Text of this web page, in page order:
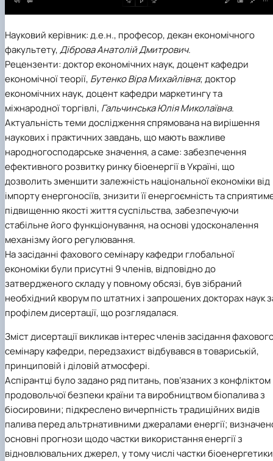
Науковий керівник: д.е.н., професор, декан економічного
факультету,Діброва Анатолій Дмитрович.
Рецензенти: доктор економічних наук, доцент кафедри
економічної теорії, Бутенко Віра Михайлівна; доктор
економічних наук, доцент кафедри маркетингу та
міжнародної торгівлі, Гальчинська Юлія Миколаївна.
Актуальність теми дослідження спрямована на вирішення
наукових і практичних завдань, що мають важливе
народногосподарське значення, а саме: забезпечення
ефективного розвитку ринку біоенергії в Україні, що
дозволить зменшити залежність національної економіки від
імпорту енергоносіїв, знизити її енергоємність та
підвищенню якості життя суспільства, забезпечуючи
стабільне його функціонування, на основі удосконалення
механізму його регулювання.
На засіданні фахового семінару кафедри глобальної
економіки були присутні 9 членів, відповідно до
затвердженого складу у повному обсязі, був зібраний
необхідний кворум по штатних і запрошених докторах наук
профілем дисертації, що розглядалася.
Зміст дисертації викликав інтерес членів засідання
семінару кафедри, передзахист відбувався в товариській,
принциповій і діловій атмосфері.
Аспірантці було задано ряд питань, пов’язаних з конфліктом
продовольчої безпеки країни та виробництвом біопалива з
біосировини; підкреслено вичерпність традиційних видів
палива перед альтрнативними джералами енергії;
основні прогнози щодо частки використання енергії з
відновлювальних джерел, у тому числі частки біоенергетики